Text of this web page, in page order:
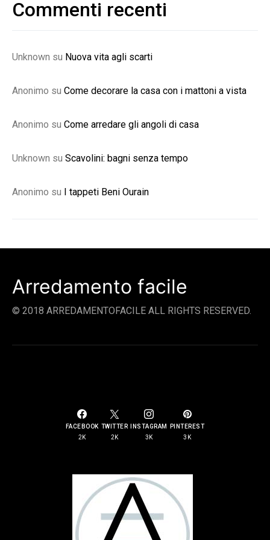
Commenti recenti
Unknown su Nuova vita agli scarti
Anonimo su Come decorare la casa con i mattoni a vista
Anonimo su Come arredare gli angoli di casa
Unknown su Scavolini: bagni senza tempo
Anonimo su I tappeti Beni Ourain
Arredamento facile
© 2018 ARREDAMENTOFACILE ALL RIGHTS RESERVED.
FACEBOOK
2K
TWITTER
2K
INSTAGRAM
3K
PINTEREST
3K